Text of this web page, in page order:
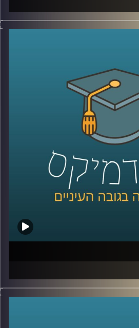
אבל האם זה עדיין נכון? ואיך
קיטוב פוליטי, שינויי דור ותחושת
מחזיקה או שהגיע הזמן לחשב מסלול
כוורי, פרופסור חבר וראש המכון
לאודר לממשל ודיפלומטיה
למה דווקא עכשיו חשוב לבחון
– ומה זה אומר על העתיד שלנו
מוצאים את עצמנו קמים באמצע
מתימן, איראן או עזה. טיל בודד,